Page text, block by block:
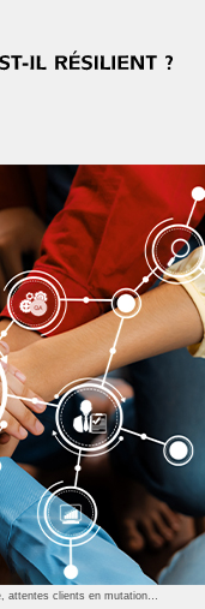
attentes clients en mutation…